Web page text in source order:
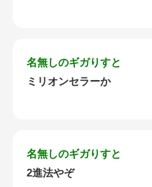
名無しのギガりすと
ミリオンセラーか
名無しのギガりすと
2進法やぞ